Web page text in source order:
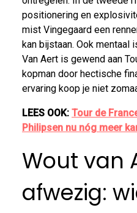
positionering en
mist Vingegaard een
kan bijstaan. Ook mentaal
Van Aert is gewend aan
kopman door hectische
ervaring koop je niet
LEES OOK: Tour de
Philipsen nu nóg meer
Wout van
afwezig: